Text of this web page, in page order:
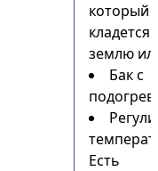
который
кладется
землю
Бак с
Есть